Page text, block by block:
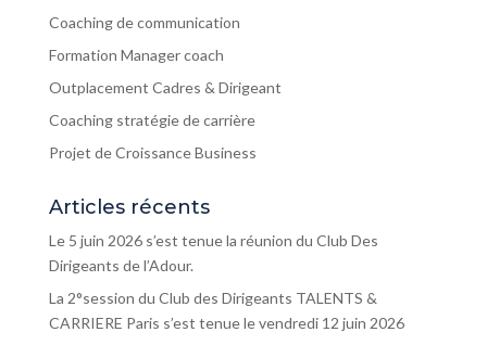
Coaching de communication
Formation Manager coach
Outplacement Cadres & Dirigeant
Coaching stratégie de carrière
Projet de Croissance Business
Articles récents
Le 5 juin 2026 s’est tenue la réunion du Club Des
Dirigeants de l’Adour.
La 2°session du Club des Dirigeants TALENTS &
CARRIERE Paris s’est tenue le vendredi 12 juin 2026